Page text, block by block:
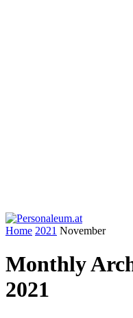
Home 2021 November
Monthly
2021